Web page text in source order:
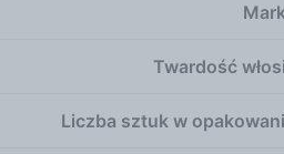
Twardość
Liczba sztuk w